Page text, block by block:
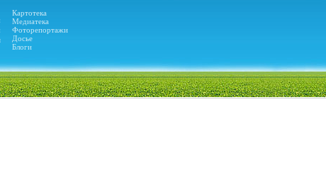
Картотека
Медиатека
Фоторепортажи
Досье
Блоги